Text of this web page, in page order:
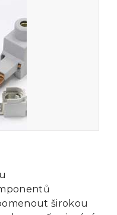
širokou